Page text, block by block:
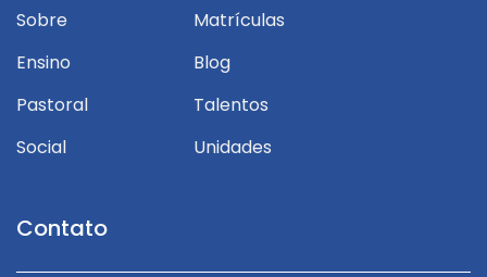
Sobre
Ensino
Pastoral
Social
Matrículas
Blog
Talentos
Unidades
Contato